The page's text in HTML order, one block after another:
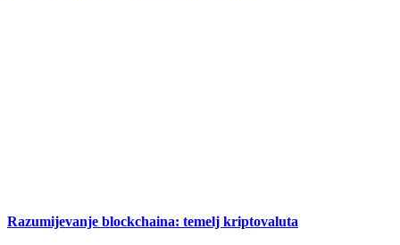
Razumijevanje blockchaina: temelj kriptovaluta